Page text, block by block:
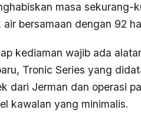
masa sekurang-
air bersamaan dengan 92
kediaman wajib ada
Tronic Series yang
dari Jerman dan operasi
kawalan yang minimalis.